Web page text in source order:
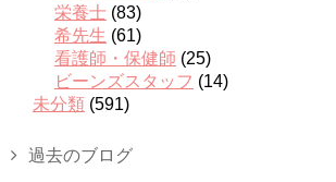
栄養士 (83)
希先生 (61)
看護師・保健師 (25)
ビーンズスタッフ (14)
未分類 (591)
過去のブログ